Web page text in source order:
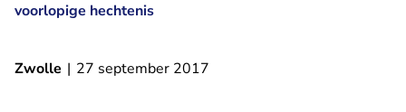
voorlopige hechtenis
Zwolle | 27 september 2017